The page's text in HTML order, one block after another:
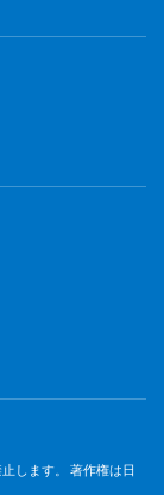
します。 著作権は日